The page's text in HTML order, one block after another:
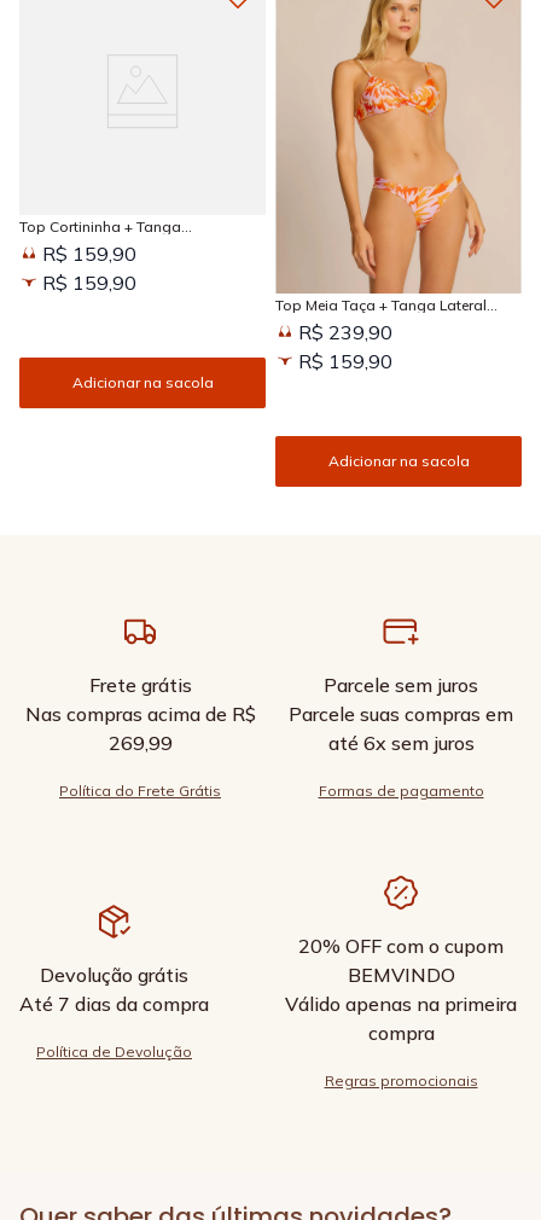
Top Cortininha + Tanga
Amarradinha Estampada Sun
KissedR$ 159,90
R$ 159,90
Adicionar na sacola
Top Meia Taça + Tanga Lateral
Larga Estampada Sun Kissed
R$ 239,90
R$ 159,90
Adicionar na sacola
Frete grátis
Nas compras acima de R$
269,99
Política do Frete Grátis
Parcele sem juros
Parcele suas compras em
até 6x sem juros
Formas de pagamento
Devolução grátis
Até 7 dias da compra
Política de Devolução
20% OFF com o cupom
BEMVINDO
Válido apenas na primeira
compra
Regras promocionais